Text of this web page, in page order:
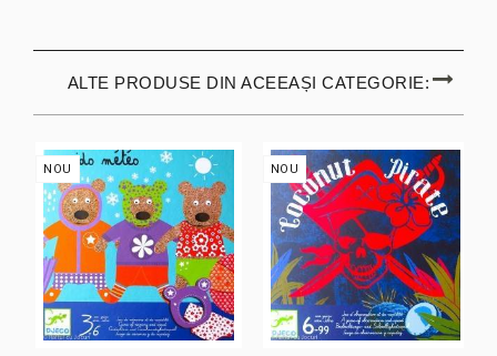
ALTE PRODUSE DIN ACEEAȘI CATEGORIE:
NOU NOU